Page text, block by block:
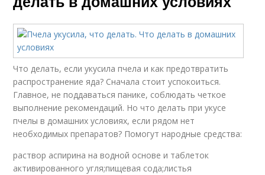
Что делать, если укусила пчела и как предотвратить
распространение яда? Сначала стоит успокоиться.
Главное, не поддаваться панике, соблюдать четкое
выполнение рекомендаций. Но что делать при укусе
пчелы в домашних условиях, если рядом нет
необходимых препаратов? Помогут народные средства:
раствор аспирина на водной основе и таблеток
активированного угля;пищевая сода;листья